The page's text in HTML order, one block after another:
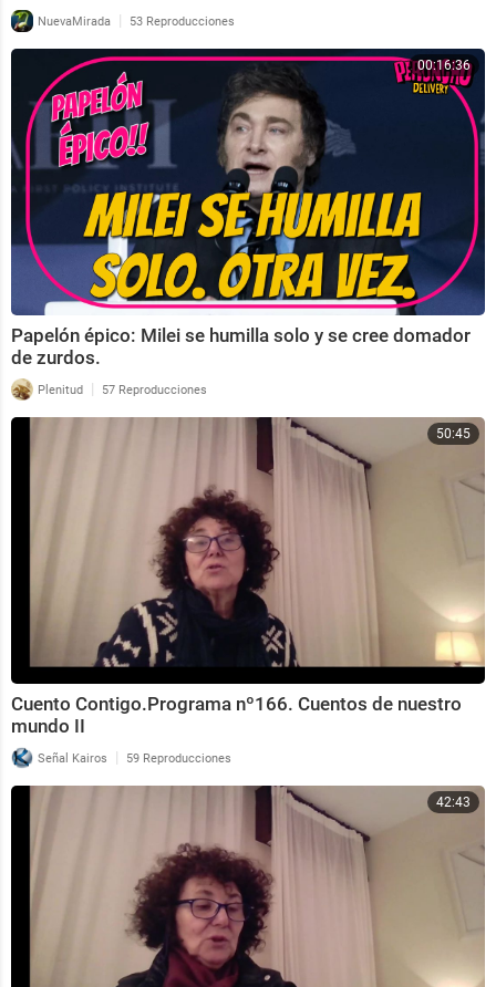
NuevaMirada | 53 Reproducciones
00:16:36
Papelón épico: Milei se humilla solo y se cree domador
de zurdos.
Plenitud | 57 Reproducciones
50:45
Cuento Contigo.Programa nº166. Cuentos de nuestro
mundo II
Señal Kairos | 59 Reproducciones
42:43